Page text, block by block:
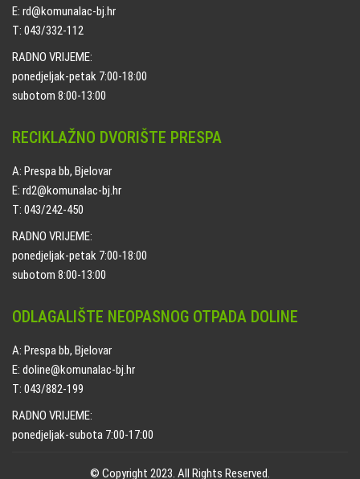
E: rd@komunalac-bj.hr
T: 043/332-112
RADNO VRIJEME:
ponedjeljak-petak 7:00-18:00
subotom 8:00-13:00
RECIKLAŽNO DVORIŠTE PRESPA
A: Prespa bb, Bjelovar
E: rd2@komunalac-bj.hr
T: 043/242-450
RADNO VRIJEME:
ponedjeljak-petak 7:00-18:00
subotom 8:00-13:00
ODLAGALIŠTE NEOPASNOG OTPADA DOLINE
A: Prespa bb, Bjelovar
E: doline@komunalac-bj.hr
T: 043/882-199
RADNO VRIJEME:
ponedjeljak-subota 7:00-17:00
© Copyright 2023. All Rights Reserved.